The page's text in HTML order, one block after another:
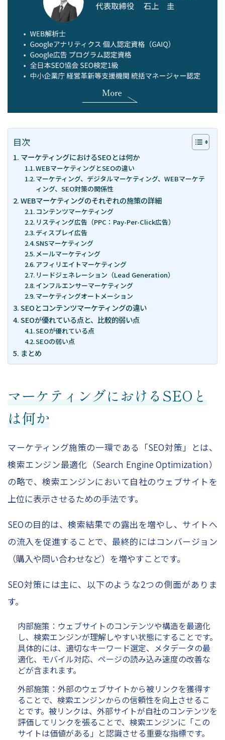
– SEO対策
– WEBマーケティング
– レポート作成
– WEBデータ分析
お問い合わせ
資料請求
スポット診断
目次
マーケティングにおけるSEOとは何か
WEBマーケティングとSEOの違い
マーケティング、デジタルマーケティング、WEBマーケテ
ィング、SEO対策の関係性
WEBマーケティングのそれぞれの施策の詳細
コンテンツマーケティング
リスティング広告（PPC：Pay-Per-Click広告）
ディスプレイ広告
SNSマーケティング
メールマーケティング
アフィリエイトマーケティング
リードジェネレーション（Lead Generation）
インフルエンサーマーケティング
マーケティングオートメーション
SEOとコンテンツマーケティングの違い
SEOが優れている点と、比較的弱い点
SEOが優れている点
SEOの弱い点
まとめ
マーケティングにおけるSEOと
は何か
マーケティング施策の一環である「SEO対策」とは、
検索エンジン最適化（Search Engine Optimization）
の略で、検索エンジンにおいて自社のウェブサイトを
上位に表示させるための手法です。
SEOの目的は、検索結果での露出を増やし、サイトへ
の流入を促進することで、最終的にはコンバージョン
（購入や問い合わせなど）を増やすことです。
SEO対策には主に、以下のような2つの側面がありま
す。
内部施策：ウェブサイトのコンテンツや構造を最適化
し、検索エンジンが理解しやすい状態にすることです。
具体的には、適切なキーワード選定、メタデータの最
適化、モバイル対応、ページの読み込み速度の改善な
どが含まれます。
外部施策：外部のウェブサイトから被リンクを獲得す
ることで、検索エンジンからの信頼性を向上させるこ
とです。被リンクは、外部サイトが自社のコンテンツを
評価してリンクを張ることで、検索エンジンに「この
サイトは価値がある」と認識させる重要な指標です。